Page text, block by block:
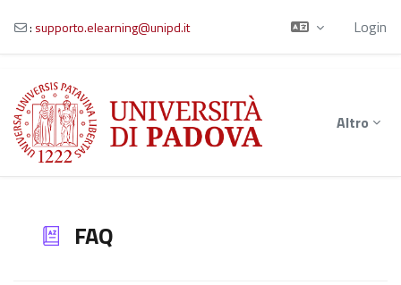
Vai al contenuto principale
: supporto.elearning@unipd.it Login
Altro
FAQ